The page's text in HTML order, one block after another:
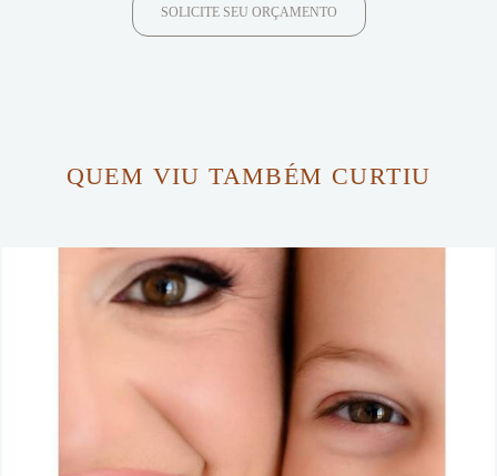
SOLICITE SEU ORÇAMENTO
QUEM VIU TAMBÉM CURTIU